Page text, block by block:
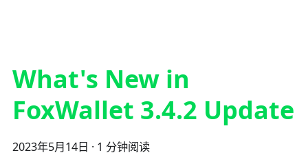
What's New in
FoxWallet 3.4.2 Update
2023年5月14日 · 1 分钟阅读